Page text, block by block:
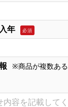
年 必須
※商品が複数あ